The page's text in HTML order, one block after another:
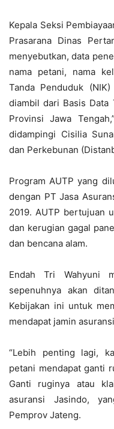
Kepala Seksi
Prasarana Dinas
menyebutkan, data
nama petani, nama
Tanda Penduduk
diambil dari Basis Data
Provinsi Jawa
didampingi Cisilia
dan Perkebunan
Program AUTP yang
dengan PT Jasa
2019. AUTP bertujuan
dan kerugian gagal
dan bencana alam.
Endah Tri Wahyuni
sepenuhnya akan
Kebijakan ini untuk
mendapat jamin
“Lebih penting lagi,
petani mendapat ganti
Ganti ruginya atau
asuransi Jasindo,
Pemprov Jateng.